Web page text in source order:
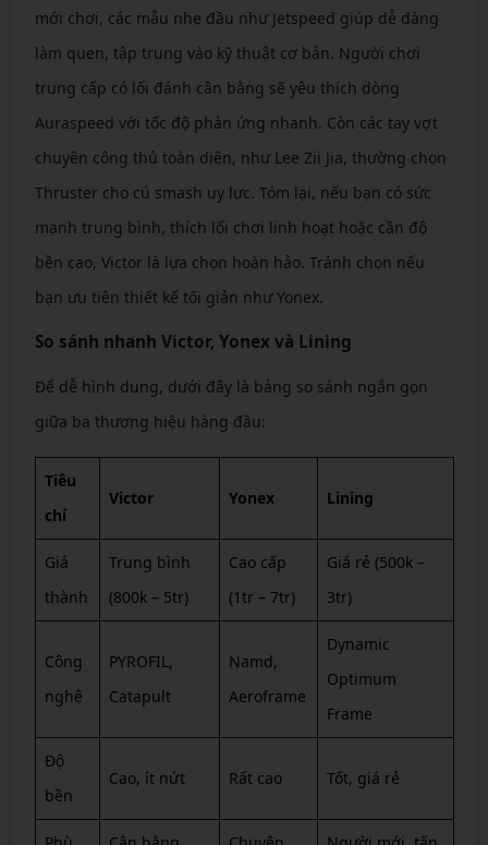
mới chơi, các mẫu nhẹ đầu như Jetspeed giúp dễ dàng
làm quen, tập trung vào kỹ thuật cơ bản. Người chơi
trung cấp có lối đánh cân bằng sẽ yêu thích dòng
Auraspeed với tốc độ phản ứng nhanh. Còn các tay vợt
chuyên công thủ toàn diện, như Lee Zii Jia, thường chọn
Thruster cho cú smash uy lực. Tóm lại, nếu bạn có sức
mạnh trung bình, thích lối chơi linh hoạt hoặc cần độ
bền cao, Victor là lựa chọn hoàn hảo. Tránh chọn nếu
bạn ưu tiên thiết kế tối giản như Yonex.
So sánh nhanh Victor, Yonex và Lining
Để dễ hình dung, dưới đây là bảng so sánh ngắn gọn
giữa ba thương hiệu hàng đầu:
Tiêu
chí
Victor Yonex Lining
Giá
thành
Trung bình
(800k – 5tr)
Cao cấp
(1tr – 7tr)
Giá rẻ (500k –
3tr)
Công
nghệ
PYROFIL,
Catapult
Namd,
Aeroframe
Dynamic
Optimum
Frame
Độ
bền
Cao, ít nứt Rất cao Tốt, giá rẻ